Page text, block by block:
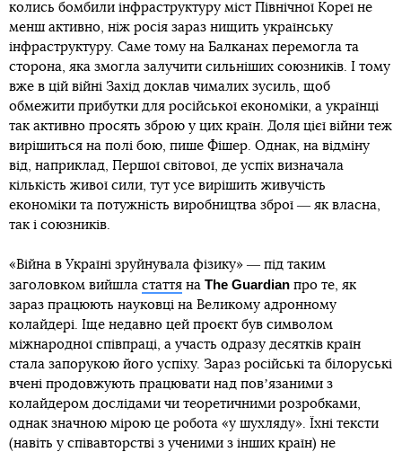
колись бомбили інфраструктуру міст Північної Кореї не
менш активно, ніж росія зараз нищить українську
інфраструктуру. Саме тому на Балканах перемогла та
сторона, яка змогла залучити сильніших союзників. І тому
вже в цій війні Захід доклав чималих зусиль, щоб
обмежити прибутки для російської економіки, а українці
так активно просять зброю у цих країн. Доля цієї війни теж
вирішиться на полі бою, пише Фішер. Однак, на відміну
від, наприклад, Першої світової, де успіх визначала
кількість живої сили, тут усе вирішить живучість
економіки та потужність виробництва зброї ― як власна,
так і союзників.
«Війна в Україні зруйнувала фізику» ― під таким
заголовком вийшла стаття на The Guardian про те, як
зараз працюють науковці на Великому адронному
колайдері. Іще недавно цей проєкт був символом
міжнародної співпраці, а участь одразу десятків країн
стала запорукою його успіху. Зараз російські та білоруські
вчені продовжують працювати над повʼязаними з
колайдером дослідами чи теоретичними розробками,
однак значною мірою це робота «у шухляду». Їхні тексти
(навіть у співавторстві з ученими з інших країн) не